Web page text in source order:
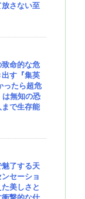
放さない至
命的な危
す『集英
ったら超危
は無知の恐
で生存能
了する天
セーショ
美しさと